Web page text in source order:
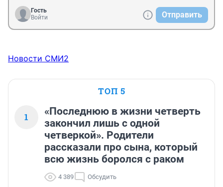
Гость
Войти
Отправить
Новости СМИ2
ТОП 5
1
«Последнюю в жизни четверть
закончил лишь с одной
четверкой». Родители
рассказали про сына, который
всю жизнь боролся с раком
4 389 Обсудить